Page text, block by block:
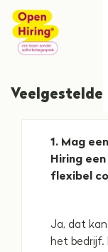
Home
Veelgestelde
1 . Mag
Hiring
flexibel
Ja, dat
het